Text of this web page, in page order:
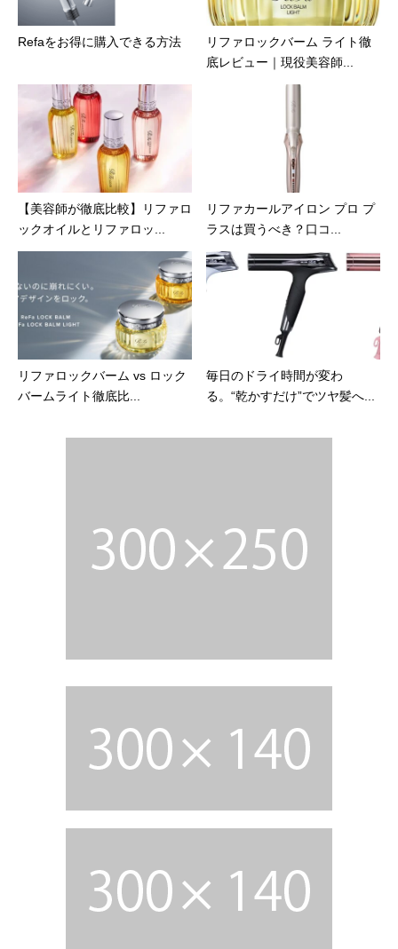
Refaをお得に購入できる方法
リファロックバーム ライト徹
底レビュー｜現役美容師...
【美容師が徹底比較】リファロ
ックオイルとリファロッ...
リファカールアイロン プロ プ
ラスは買うべき？口コ...
リファロックバーム vs ロック
バームライト徹底比...
毎日のドライ時間が変わ
る。“乾かすだけ”でツヤ髪へ...